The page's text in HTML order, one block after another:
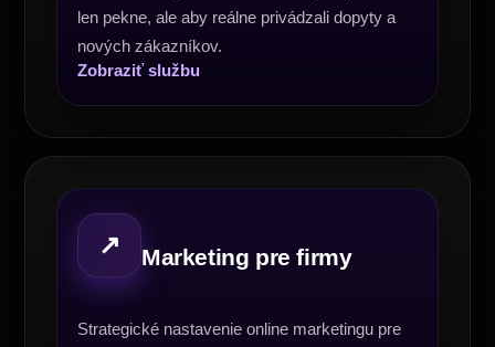
len pekne, ale aby reálne privádzali dopyty a
nových zákazníkov.
Zobraziť službu
↗ Marketing pre firmy
Strategické nastavenie online marketingu pre